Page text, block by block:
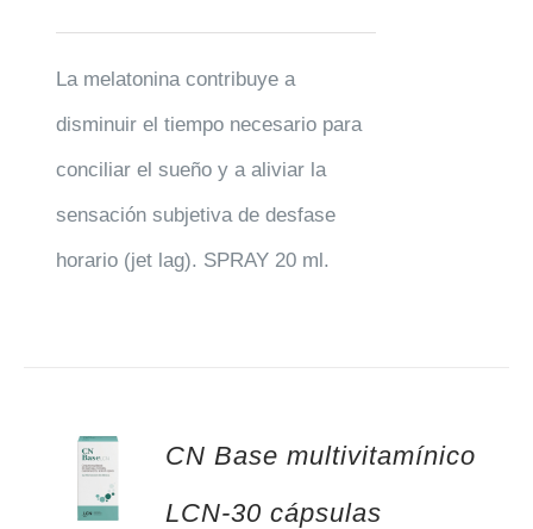
La melatonina contribuye a
disminuir el tiempo necesario para
conciliar el sueño y a aliviar la
sensación subjetiva de desfase
horario (jet lag). SPRAY 20 ml.
CN Base multivitamínico
LCN-30 cápsulas